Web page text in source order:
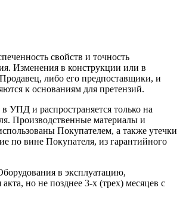
свойств и точность
Изменения в конструкции или в
либо его предпоставщики, и
к основаниям для претензий.
УПД и распространяется только на
Производственные материалы и
Покупателем, а также утечки
по вине Покупателя, из гарантийного
в эксплуатацию,
но не позднее 3-х (трех) месяцев с